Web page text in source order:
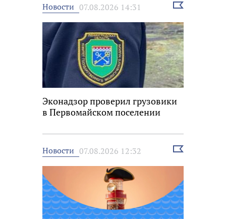
Новости 07.08.2026 14:31
Выбрать
Эконадзор проверил грузовики
в Первомайском поселении
Новости 07.08.2026 12:32
Выбрать